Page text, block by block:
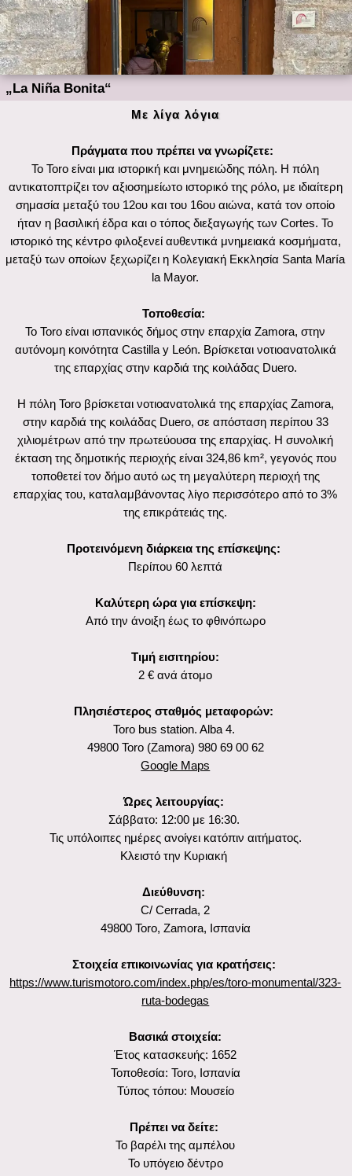
ιστορικό της κέντρο φιλοξενεί αυθεντικά μνημειακά κοσμήματα,
μεταξύ των οποίων ξεχωρίζει η Κολεγιακή Εκκλησία Santa María
la Mayor.
Τοποθεσία:
Το Toro είναι ισπανικός δήμος στην επαρχία Zamora, στην
αυτόνομη κοινότητα Castilla y León. Βρίσκεται νοτιοανατολικά
της επαρχίας στην καρδιά της κοιλάδας Duero.
Η πόλη Toro βρίσκεται νοτιοανατολικά της επαρχίας Zamora,
χιλιομέτρων από την πρωτεύουσα της επαρχίας. Η συνολική
έκταση της δημοτικής περιοχής είναι 324,86 km², γεγονός που
τοποθετεί τον δήμο αυτό ως τη μεγαλύτερη περιοχή της
επαρχίας του, καταλαμβάνοντας λίγο περισσότερο από το 3%
της επικράτειάς της.
Προτεινόμενη διάρκεια της επίσκεψης:
Περίπου 60 λεπτά
Καλύτερη ώρα για επίσκεψη:
Από την άνοιξη έως το φθινόπωρο
2 € ανά άτομο
Πλησιέστερος σταθμός μεταφορών:
Toro bus station. Alba 4.
49800 Toro (Zamora) 980 69 00 62
Ώρες λειτουργίας:
Σάββατο: 12:00 με 16:30.
Τις υπόλοιπες ημέρες ανοίγει κατόπιν αιτήματος.
Κλειστό την Κυριακή
Διεύθυνση:
C/ Cerrada, 2
49800 Toro, Zamora, Ισπανία
Στοιχεία επικοινωνίας για κρατήσεις:
ruta-bodegas
Βασικά στοιχεία:
Τοποθεσία: Toro, Ισπανία
Τύπος τόπου: Μουσείο
Το βαρέλι της αμπέλου
Το υπόγειο δέντρο
Tinto for Amerika
Ιστορία σε λιγότερο από ένα λεπτό
Για αιώνες η περιοχή Toro έχει βασίσει την ύπαρξη και την
ευημερία της στην εμπορική δραστηριότητα που προέρχεται από
την αμπελουργία, την καλλιέργεια της αμπέλου και την
παραγωγή κρασιού για πάνω από 1000 χρόνια. Η ερυθρή
ποικιλία Tinto de Toro είναι η κύρια και πλειοψηφική ποικιλία στην
Πολλές εκτάσεις αμπελώνων Toro επιβίωσαν πρόσφατα από
έναν μεγάλο ευρωπαϊκό ιό: τη φυλλοξήρα. Σήμερα ορισμένοι
από αυτούς τους αμπελώνες εξακολουθούν να παράγουν κρασί
υψηλής ποιότητας και να θησαυρίζουν ένα μοναδικό τοπίο
αμπελώνων προ της φυλλοξήρας.
Τα αναρίθμητα υπόγεια κελάρια στην πόλη Toro διατηρούν
ιστορικό κελάρι ακριβώς στο κέντρο του Toro - γνωστό ως La
Niña Bonita από το 1652 - αντιπροσωπεύει ένα αποκορύφωμα
της οινικής κληρονομιάς, που συνεργάζεται με την παράδοση,
την ιστορία και την τεχνική αρχιτεκτονική του XVII αιώνα.
Στο Toro, υπάρχουν διάφορα καταλύματα, όπως ξενοδοχεία και